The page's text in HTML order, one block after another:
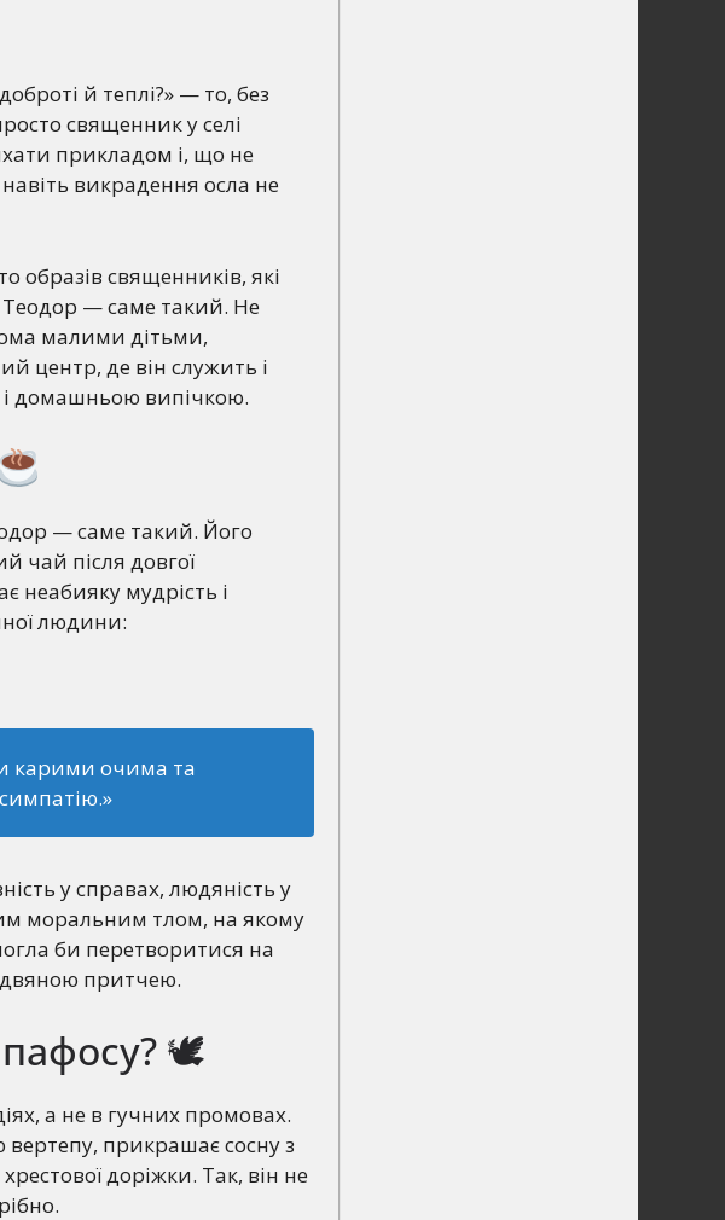
й теплі?» — то, без
священник у селі
прикладом і, що не
викрадення осла не
образів священників, які
— саме такий. Не
малими дітьми,
центр, де він служить і
домашньою випічкою.
— саме такий. Його
чай після довгої
неабияку мудрість і
людини:
карими очима та
у справах, людяність у
моральним тлом, на якому
би перетворитися на
притчею.
пафосу? 🕊
а не в гучних промовах.
прикрашає сосну з
доріжки. Так, він не